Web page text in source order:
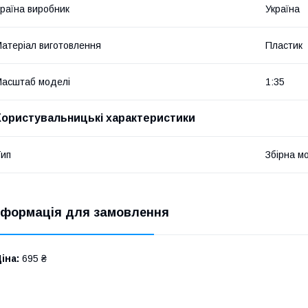
виробник Україна
виготовлення Пластик
моделі 1:35
характеристики
Збірна
для замовлення
695 ₴